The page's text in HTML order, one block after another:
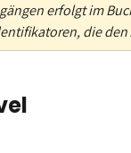
erfolgt im
die